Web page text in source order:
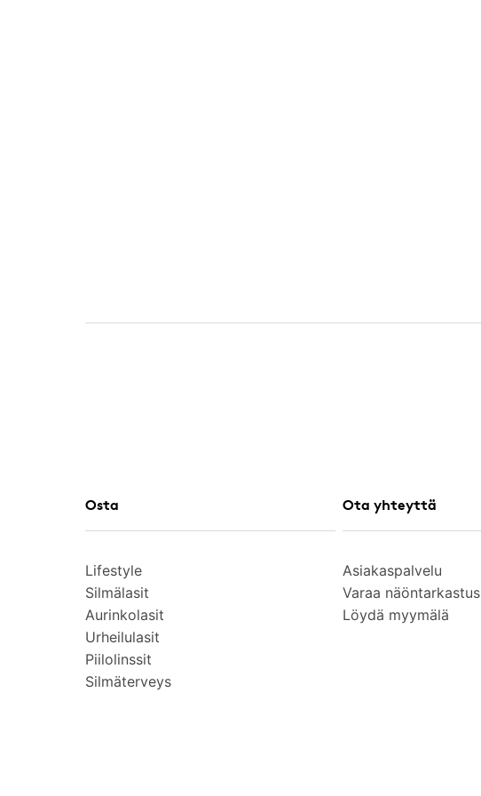
Osta
Lifestyle
Silmälasit
Aurinkolasit
Urheilulasit
Piilolinssit
Silmäterveys
Ota yhteyttä
Asiakaspalvelu
Varaa näöntarkastus
Löydä myymälä